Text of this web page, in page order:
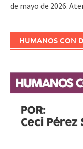
de mayo de 2026.
HUMANOS CON